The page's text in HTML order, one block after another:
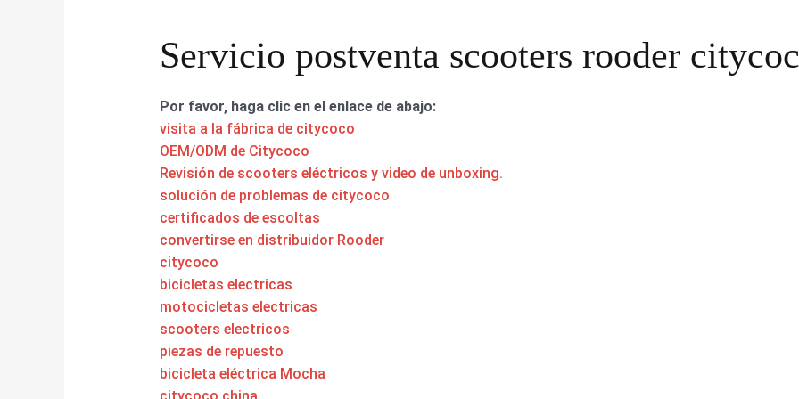
Servicio postventa scooters rooder
Por favor, haga clic en el enlace de abajo:
visita a la fábrica de citycoco
OEM/ODM de Citycoco
Revisión de scooters eléctricos y video de unboxing.
solución de problemas de citycoco
certificados de escoltas
convertirse en distribuidor Rooder
citycoco
bicicletas electricas
motocicletas electricas
scooters electricos
piezas de repuesto
bicicleta eléctrica Mocha
citycoco china